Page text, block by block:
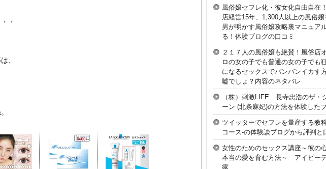
・
、
風俗嬢セフレ化・彼女化自由自在
店経営15年、1,300人以上の風俗
男が明かす風俗嬢攻略裏マニュア
る！体験ブログの口コミ
２１７人の風俗嬢も絶賛！風俗店
ロの女の子でも普通の女の子でも
になるセックスでバンバンイカす
嘘でしょ？内容のネタバレ
（株）刺激LIFE 長寺忠浩のザ・
ーン (北条麻妃)の方法を体験した
ツイッターでセフレを量産する教
コース-の体験談ブログから評判と
女性のためのセックス講座～彼の
本当の愛を育む方法～ アイピー
露